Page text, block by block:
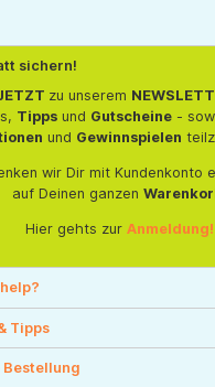
sichern!
zu unserem
Tippsund Gutscheine-
und Gewinnspielen
wir Dir mit Kundenkonto
auf Deinen ganzen
Hier gehts zur Anmeldung!
Tipps
Bestellung